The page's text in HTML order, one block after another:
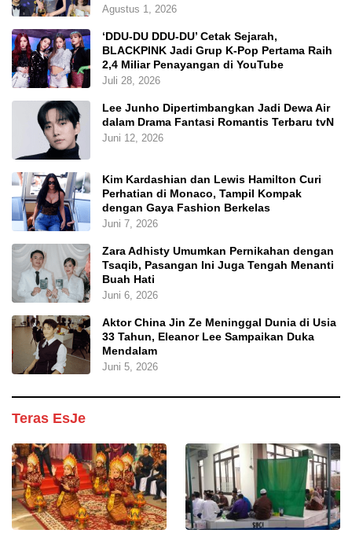
Agustus 1, 2026
‘DDU-DU DDU-DU’ Cetak Sejarah,
BLACKPINK Jadi Grup K-Pop Pertama Raih
2,4 Miliar Penayangan di YouTube
Juli 28, 2026
Lee Junho Dipertimbangkan Jadi Dewa Air
dalam Drama Fantasi Romantis Terbaru tvN
Juni 12, 2026
Kim Kardashian dan Lewis Hamilton Curi
Perhatian di Monaco, Tampil Kompak
dengan Gaya Fashion Berkelas
Juni 7, 2026
Zara Adhisty Umumkan Pernikahan dengan
Tsaqib, Pasangan Ini Juga Tengah Menanti
Buah Hati
Juni 6, 2026
Aktor China Jin Ze Meninggal Dunia di Usia
33 Tahun, Eleanor Lee Sampaikan Duka
Mendalam
Juni 5, 2026
Teras EsJe